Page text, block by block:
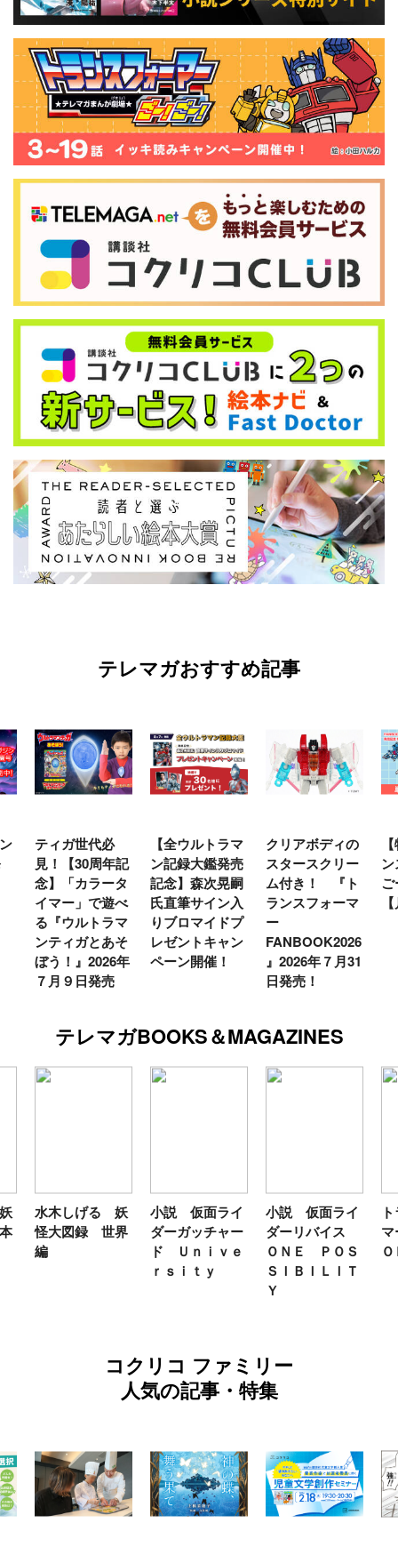
テレマガおすすめ記事
ティガ世代必
見！【30周年記
念】「カラータ
イマー」で遊べ
る『ウルトラマ
ンティガとあそ
ぼう！』2026年
７月９日発売
【全ウルトラマ
ン記録大鑑発売
記念】森次晃嗣
氏直筆サイン入
りブロマイドプ
レゼントキャン
ペーン開催！
クリアボディの
スタースクリー
ム付き！ 『ト
ランスフォーマ
ー
FANBOOK2026
』2026年７月31
日発売！
テレマガBOOKS＆MAGAZINES
水木しげる 妖
怪大図録 世界
編
小説 仮面ライ
ダーガッチャー
ド Ｕｎｉｖｅ
ｒｓｉｔｙ
小説 仮面ライ
ダーリバイス
ＯＮＥ ＰＯＳ
ＳＩＢＩＬＩＴ
Ｙ
コクリコ ファミリー
人気の記事・特集